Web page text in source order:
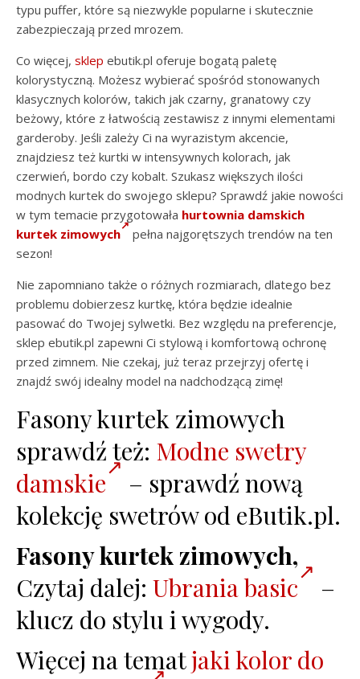
typu puffer, które są niezwykle popularne i skutecznie
zabezpieczają przed mrozem.
Co więcej, sklep ebutik.pl oferuje bogatą paletę
kolorystyczną. Możesz wybierać spośród stonowanych
klasycznych kolorów, takich jak czarny, granatowy czy
beżowy, które z łatwością zestawisz z innymi elementami
garderoby. Jeśli zależy Ci na wyrazistym akcencie,
znajdziesz też kurtki w intensywnych kolorach, jak
czerwień, bordo czy kobalt. Szukasz większych ilości
modnych kurtek do swojego sklepu? Sprawdź jakie nowości
w tym temacie przygotowała hurtownia damskich
kurtek zimowych
pełna najgorętszych trendów na ten
sezon!
Nie zapomniano także o różnych rozmiarach, dlatego bez
problemu dobierzesz kurtkę, która będzie idealnie
pasować do Twojej sylwetki. Bez względu na preferencje,
sklep ebutik.pl zapewni Ci stylową i komfortową ochronę
przed zimnem. Nie czekaj, już teraz przejrzyj ofertę i
znajdź swój idealny model na nadchodzącą zimę!
Fasony kurtek zimowych
sprawdź też: Modne swetry
damskie
– sprawdź nową
kolekcję swetrów od eButik.pl.
Fasony kurtek zimowych,
Czytaj dalej: Ubrania basic
–
klucz do stylu i wygody.
Więcej na tematjaki kolor do